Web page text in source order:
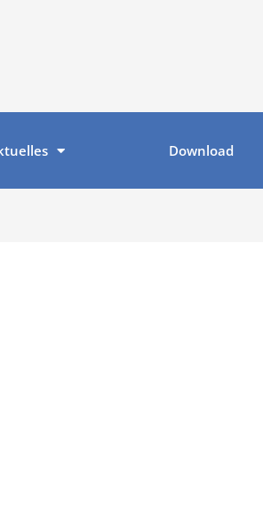
Download